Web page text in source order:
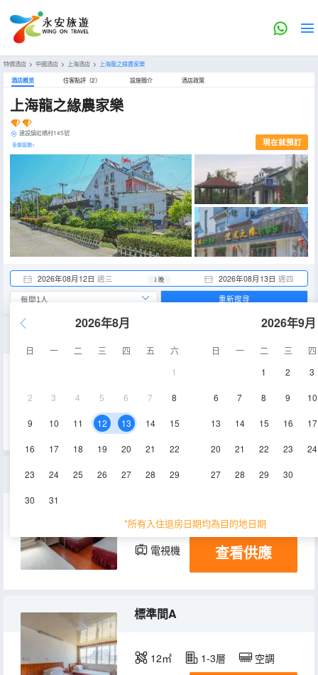
特價酒店 > 中國酒店 > 上海酒店 > 上海龍之緣農家樂
酒店概览 住客點評（2） 設施簡介 酒店政策
上海龍之緣農家樂
建設鎮虹橋村145號
全部設施> 現在就預訂
2026年08月12日 週三 2026年08月13日 週四
1 晚
2026年8月
日 一 二 三 四 五
六
1
2 3 4 5 6 7 8
9 10 11 12 13 14 15
16 17 18 19 20 21 22
23 24 25 26 27 28 29
30 31
2026年9月
日 一 二 三
四
1
2 3
6 7 8 9 10
13 14 15 16 17
20 21 22 23 24
27 28 29 30
*所有入住退房日期均為目的地日期
重新搜尋
8-10㎡ 電視機
三人間
15㎡ 3層 空調
電視機 查看供應
標準間A
12㎡ 1-3層 空調